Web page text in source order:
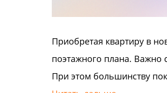
Приобретая квартиру в
поэтажного плана. Важно
При этом большинству